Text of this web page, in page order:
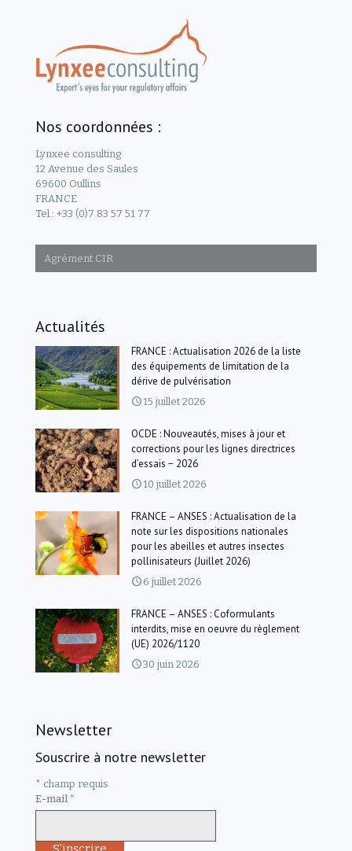
Nos coordonnées :
Lynxee consulting
12 Avenue des Saules
69600 Oullins
FRANCE
Tel.: +33 (0)7 83 57 51 77
Agrément CIR
Actualités
FRANCE : Actualisation 2026 de la liste
des équipements de limitation de la
dérive de pulvérisation
15 juillet 2026
OCDE : Nouveautés, mises à jour et
corrections pour les lignes directrices
d’essais − 2026
10 juillet 2026
FRANCE – ANSES : Actualisation de la
note sur les dispositions nationales
pour les abeilles et autres insectes
pollinisateurs (Juillet 2026)
6 juillet 2026
FRANCE – ANSES : Coformulants
interdits, mise en oeuvre du règlement
(UE) 2026/1120
30 juin 2026
Newsletter
Souscrire à notre newsletter
* champ requis
E-mail *